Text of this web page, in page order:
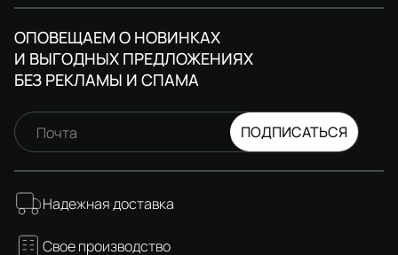
ОПОВЕЩАЕМ О НОВИНКАХ
И ВЫГОДНЫХ ПРЕДЛОЖЕНИЯХ
БЕЗ РЕКЛАМЫ И СПАМА
Почта ПОДПИСАТЬСЯ
Надежная доставка
Свое производство